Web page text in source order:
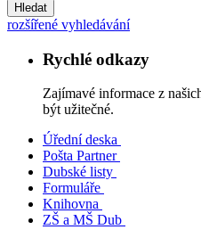
Hledat
rozšířené vyhledávání
Rychlé odkazy
Zajímavé informace z
být užitečné.
Úřední deska
Pošta Partner
Dubské listy
Formuláře
Knihovna
ZŠ a MŠ Dub